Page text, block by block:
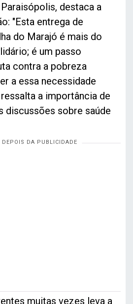
destaca a
"Esta entrega de
do Marajó é mais do
é um passo
contra a pobreza
a essa necessidade
a importância de
discussões sobre saúde
muitas vezes leva a